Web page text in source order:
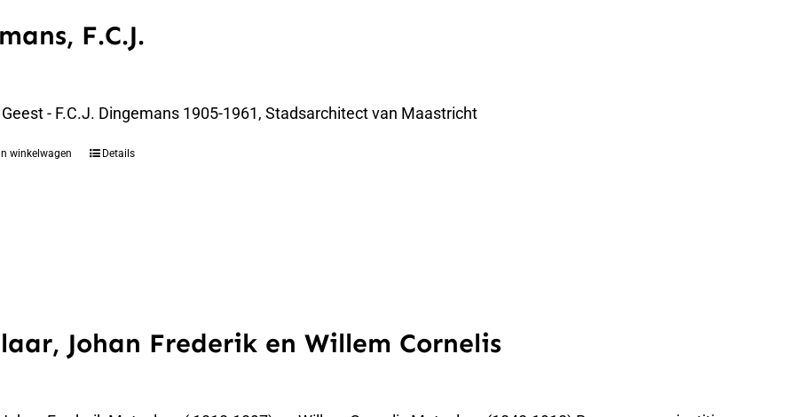
F.C.J.
- F.C.J. Dingemans 1905-1961, Stadsarchitect van Maastricht
winkelwagen Details
Johan Frederik en Willem Cornelis